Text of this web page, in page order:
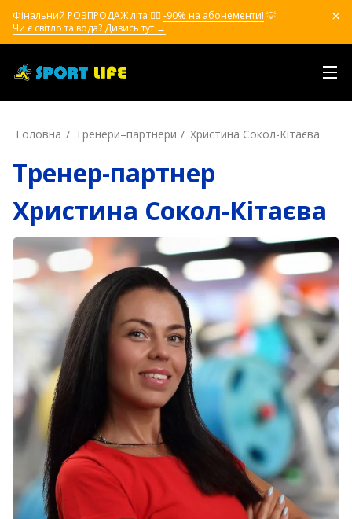
Фінальний РОЗПРОДАЖ літа ❤️‍🔥 -90% на абонементи! 💡
Чи є світло та вода? Дивись тут →
Головна Тренери–партнери Христина Сокол-Кітаєва
Тренер-партнер
Христина Сокол-Кітаєва